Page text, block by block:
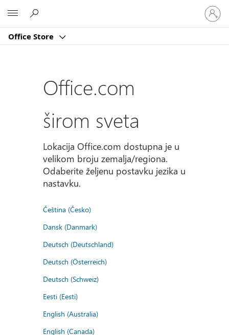
Office Store
Prijavite
se
na
Office.com
širom sveta
Lokacija Office.com dostupna je u
velikom broju zemalja/regiona.
Odaberite željenu postavku jezika u
nastavku.
Čeština (Česko)
Dansk (Danmark)
Deutsch (Deutschland)
Deutsch (Österreich)
Deutsch (Schweiz)
Eesti (Eesti)
English (Australia)
English (Canada)